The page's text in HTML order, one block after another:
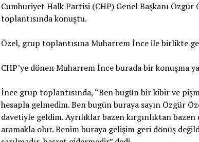
Cumhuriyet Halk Partisi (CHP) Genel Başkanı
toplantısında konuştu.
Özel, grup toplantısına Muharrem İnce ile birlikte
CHP’ye dönen Muharrem İnce burada bir konuşma
İnce grup toplantısında, “Ben bugün bir kibir ve
hesapla gelmedim. Ben bugün buraya sayın Özgür
davetiyle geldim. Ayrılıklar bazen kırgınlıktan
aramakla olur. Benim buraya gelişim geri dönüş